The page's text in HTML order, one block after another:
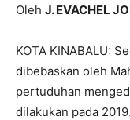
Oleh J. EVACHEL
KOTA KINABALU:
dibebaskan oleh
pertuduhan
dilakukan pada 2019.